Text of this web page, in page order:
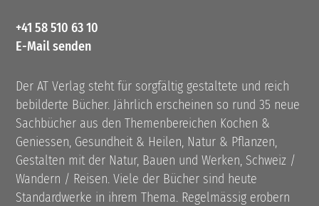
+41 58 510 63 10
E-Mail senden
Der AT Verlag steht für sorgfältig gestaltete und reich
bebilderte Bücher. Jährlich erscheinen so rund 35 neue
Sachbücher aus den Themenbereichen Kochen &
Geniessen, Gesundheit & Heilen, Natur & Pflanzen,
Gestalten mit der Natur, Bauen und Werken, Schweiz /
Wandern / Reisen. Viele der Bücher sind heute
Standardwerke in ihrem Thema. Regelmässig erobern